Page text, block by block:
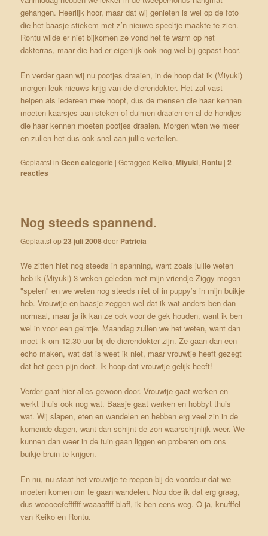
gehangen. Heerlijk hoor, maar dat wij genieten is wel op de foto
die het baasje stiekem met z’n nieuwe speeltje maakte te zien.
Rontu wilde er niet bijkomen ze vond het te warm op het
dakterras, maar die had er eigenlijk ook nog wel bij gepast hoor.
En verder gaan wij nu pootjes draaien, in de hoop dat ik (Miyuki)
morgen leuk nieuws krijg van de dierendokter. Het zal vast
helpen als iedereen mee hoopt, dus de mensen die haar kennen
moeten kaarsjes aan steken of duimen draaien en al de hondjes
die haar kennen moeten pootjes draaien. Morgen wten we meer
en zullen het dus ook snel aan jullie vertellen.
Geplaatst in Geen categorie |Getagged Keiko,Miyuki, Rontu |2
reacties
Nog steeds spannend.
Geplaatst op23 juli 2008door Patricia
We zitten hiet nog steeds in spanning, want zoals jullie weten
heb ik (Miyuki) 3 weken geleden met mijn vriendje Ziggy mogen
"spelen" en we weten nog steeds niet of in puppy’s in mijn buikje
heb. Vrouwtje en baasje zeggen wel dat ik wat anders ben dan
normaal, maar ja ik kan ze ook voor de gek houden, want ik ben
wel in voor een geintje. Maandag zullen we het weten, want dan
moet ik om 12.30 uur bij de dierendokter zijn. Ze gaan dan een
echo maken, wat dat is weet ik niet, maar vrouwtje heeft gezegt
dat het geen pijn doet. Ik hoop dat vrouwtje gelijk heeft!
Verder gaat hier alles gewoon door. Vrouwtje gaat werken en
werkt thuis ook nog wat. Baasje gaat werken en hobbyt thuis
wat. Wij slapen, eten en wandelen en hebben erg veel zin in de
komende dagen, want dan schijnt de zon waarschijnlijk weer. We
kunnen dan weer in de tuin gaan liggen en proberen om ons
buikje bruin te krijgen.
En nu, nu staat het vrouwtje te roepen bij de voordeur dat we
moeten komen om te gaan wandelen. Nou doe ik dat erg graag,
dus woooeefeffffff waaaaffff blaff, ik ben eens weg. O ja, knufffel
van Keiko en Rontu.